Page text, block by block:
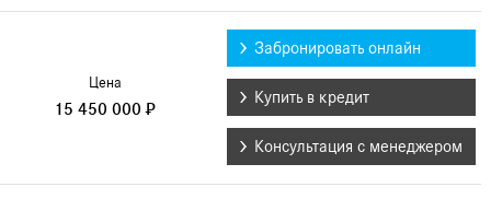
Цена
15 450 000 ₽
Забронировать онлайн
Купить в кредит
Консультация с менеджером